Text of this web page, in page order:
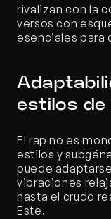
rivalizan con la
versos con
esenciales para
estilos de
El rap no es
estilos y
puede
vibraciones
hasta el crudo
Este.